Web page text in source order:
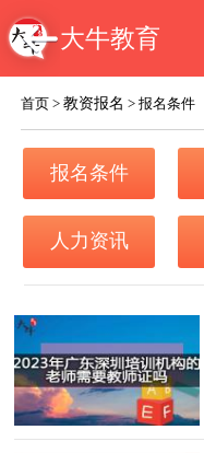
大牛教育
首页 >教资报名 >报名条件
报名条件
人力资讯